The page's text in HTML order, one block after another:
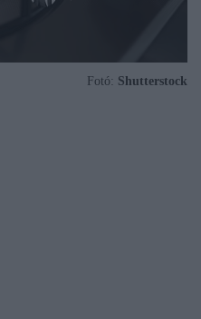
Fotó: Shutterstock